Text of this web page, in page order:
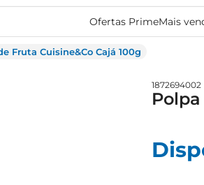
Ofertas PrimeMais
Fruta Cuisine&Co Cajá 100g
1872694002